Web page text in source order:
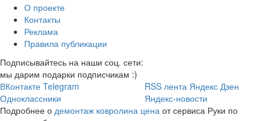
О проекте
Контакты
Реклама
Правила публикации
Подписывайтесь на наши соц. сети:
мы дарим подарки подписчикам :)
ВКонтакте Telegram
Одноклассники
RSS лента Яндекс Дзен
Яндекс-новости
Подробнее о демонтаж ковролина цена от сервиса Руки по